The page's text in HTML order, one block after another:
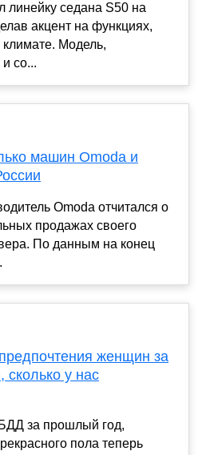
линейку седана S50 на
акцент на функциях,
Модель,
со...
машин Omoda и
Omoda отчитался о
продажах своего
По данным на конец
женщин за
у нас
за прошлый год,
пола теперь